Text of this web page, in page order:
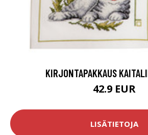
KIRJONTAPAKKAUS
42.9 EUR
LISÄTIETOJA